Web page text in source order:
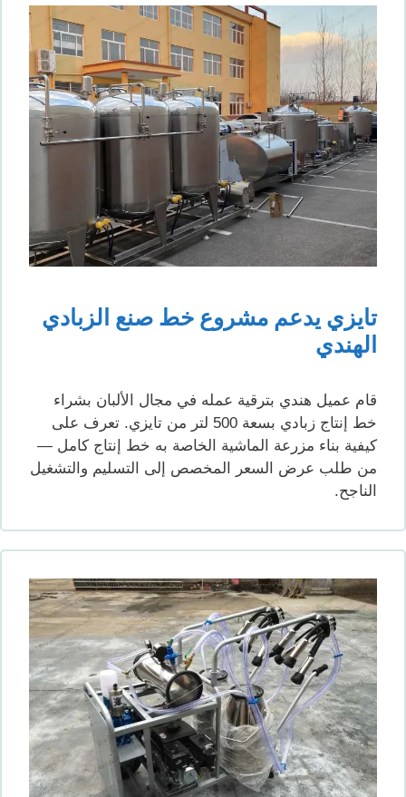
تايزي يدعم مشروع خط صنع الزبادي
الهندي
قام عميل هندي بترقية عمله في مجال الألبان بشراء
خط إنتاج زبادي بسعة 500 لتر من تايزي. تعرف على
كيفية بناء مزرعة الماشية الخاصة به خط إنتاج كامل —
من طلب عرض السعر المخصص إلى التسليم والتشغيل
الناجح.